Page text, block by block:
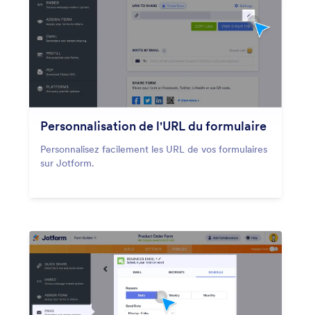
Personnalisation de l'URL du formulaire
Personnalisez facilement les URL de vos formulaires
sur Jotform.